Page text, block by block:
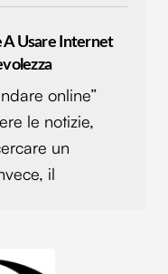
loro o che hanno
A Usare Internet
online”
le notizie,
un
il